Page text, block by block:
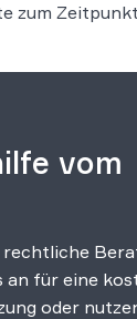
zum
vom
rechtliche
an für eine
oder